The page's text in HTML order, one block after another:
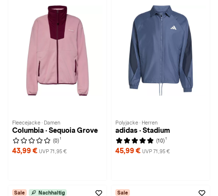
Fleecejacke · Damen
Columbia · Sequoia Grove
(0) 1
43,99 € UVP 71,95 €
Polyjacke · Herren
adidas · Stadium
(10) 1
45,99 € UVP 71,95 €
Sale Nachhaltig Sale